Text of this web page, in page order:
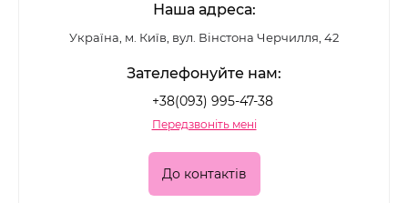
Наша адреса:
Україна, м. Київ, вул. Вінстона Черчилля, 42
Зателефонуйте нам:
+38(093) 995-47-38
Передзвоніть мені
До контактів